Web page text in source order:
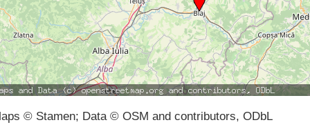
© Stamen; Data © OSM and contributors, ODbL